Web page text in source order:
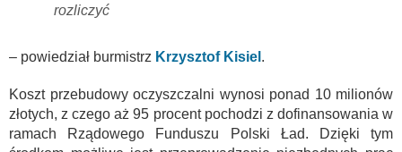
rozliczyć
– powiedział burmistrz Krzysztof Kisiel .
Koszt przebudowy oczyszczalni wynosi ponad 10 milionów
złotych, z czego aż 95 procent pochodzi z dofinansowania w
ramach Rządowego Funduszu Polski Ład. Dzięki tym